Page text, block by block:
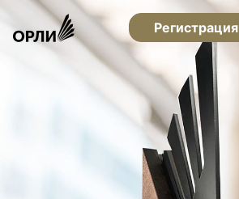
Регистрация